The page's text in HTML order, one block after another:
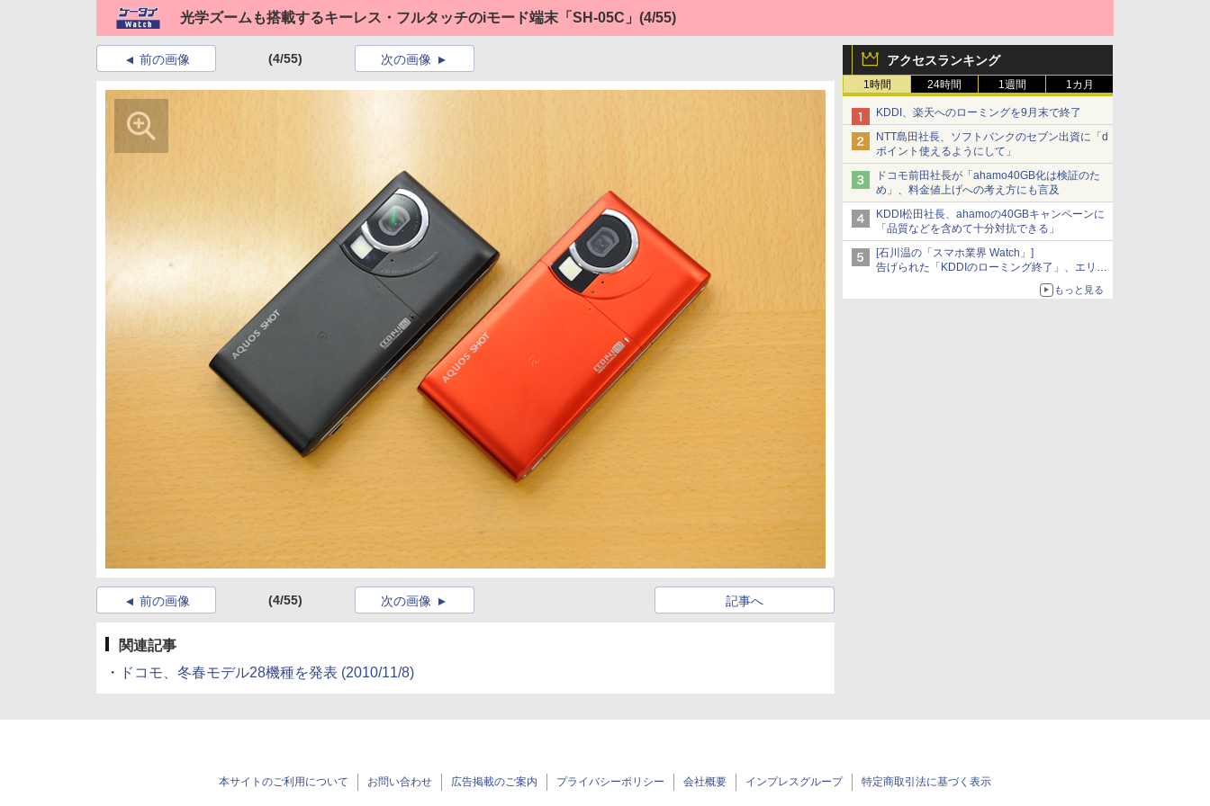
光学ズームも搭載するキーレス・フルタッチのiモード端末「SH-05C」 (4/55)
アクセスランキング
1時間 24時間 1週間 1カ月
KDDI、楽天へのローミングを9月末で終了
NTT島田社長、ソフトバンクのセブン出資に「d
ポイント使えるようにして」
ドコモ前田社長が「ahamo40GB化は検証のた
め」、料金値上げへの考え方にも言及
KDDI松田社長、ahamoの40GBキャンペーンに
「品質などを含めて十分対抗できる」
[石川温の「スマホ業界 Watch」]
告げられた「KDDIのローミング終了」、エリア
マップの落とし穴と楽天モバイルの課題
もっと見る
前の画像 (4/55) 次の画像
前の画像 (4/55) 記事へ
次の画像
関連記事
・
ドコモ、冬春モデル28機種を発表 (2010/11/8)
本サイトのご利用について お問い合わせ 広告掲載のご案内 プライバシーポリシー 会社概要 インプレスグループ 特定商取引法に基づく表示